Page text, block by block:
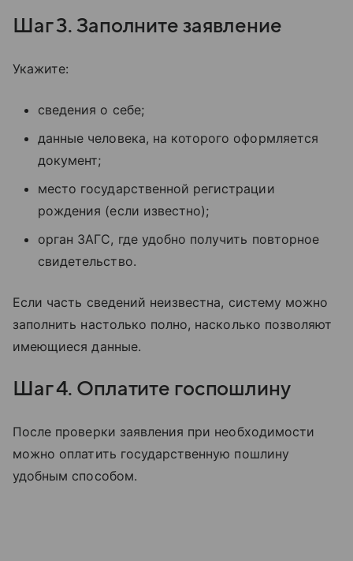
Шаг 3. Заполните заявление
Укажите:
сведения о себе;
данные человека, на которого оформляется
документ;
место государственной регистрации
рождения (если известно);
орган ЗАГС, где удобно получить повторное
свидетельство.
Если часть сведений неизвестна, систему можно
заполнить настолько полно, насколько позволяют
имеющиеся данные.
Шаг 4. Оплатите госпошлину
После проверки заявления при необходимости
можно оплатить государственную пошлину
удобным способом.